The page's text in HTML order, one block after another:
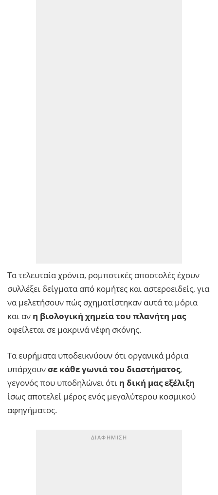
Τα τελευταία χρόνια, ρομποτικές αποστολές έχουν
συλλέξει δείγματα από κομήτες και αστεροειδείς, για
να μελετήσουν πώς σχηματίστηκαν αυτά τα μόρια
και αν η βιολογική χημεία του πλανήτη μας
οφείλεται σε μακρινά νέφη σκόνης.
Τα ευρήματα υποδεικνύουν ότι οργανικά μόρια
υπάρχουνσε κάθε γωνιά του διαστήματος,
γεγονός που υποδηλώνει ότι η δική μας εξέλιξη
ίσως αποτελεί μέρος ενός μεγαλύτερου κοσμικού
αφηγήματος.